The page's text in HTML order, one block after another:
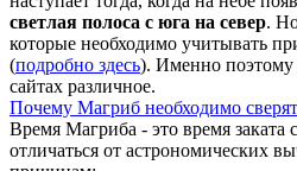
светлая полоса с юга на север.
которые необходимо учитывать
(подробно здесь). Именно поэтому
сайтах различное.
Почему Магриб необходимо
Время Магриба - это время
отличаться от астрономических